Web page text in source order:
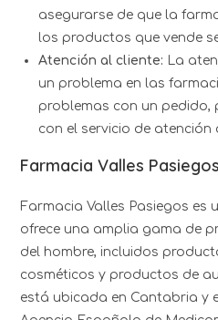
asegurarse de que la
los productos que vende
Atención al cliente: La
un problema en las
problemas con un
con el servicio de atención
Farmacia Valles Pasiegos
Farmacia Valles Pasiegos es
ofrece una amplia gama de
del hombre, incluidos
cosméticos y productos de
está ubicada en Cantabria y